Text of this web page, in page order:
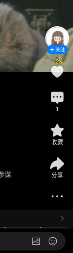
谋
关注
1
收藏
分享